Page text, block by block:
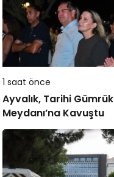
1 saat önce
Ayvalık, Tarihi Gümrük
Meydanı’na Kavuştu